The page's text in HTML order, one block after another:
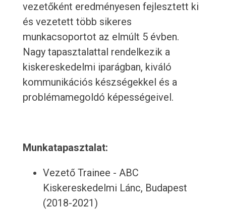
vezetőként eredményesen fejlesztett ki
és vezetett több sikeres
munkacsoportot az elmúlt 5 évben.
Nagy tapasztalattal rendelkezik a
kiskereskedelmi iparágban, kiváló
kommunikációs készségekkel és a
problémamegoldó képességeivel.
Munkatapasztalat:
Vezető Trainee - ABC
Kiskereskedelmi Lánc, Budapest
(2018-2021)